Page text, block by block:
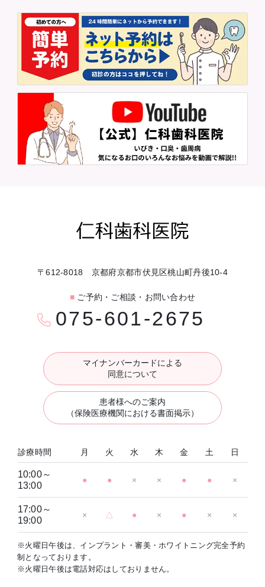
〒612-8018 京都府京都市伏見区桃山町丹後10-4
■ ご予約・ご相談・お問い合わせ
075-601-2675
マイナンバーカードによる
同意について
患者様へのご案内
（保険医療機関における書面掲示）
診療時間 月 火 水 木 金 土 日
10:00～
13:00
● ● × × ● ● ×
17:00～
19:00
× △ ● × ● × ×
※火曜日午後は、インプラント・審美・ホワイトニング完全予約
制となっております。
※火曜日午後は電話対応はしておりません。